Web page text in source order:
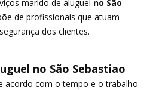
marido de aluguel no São
de profissionais que atuam
dos clientes.
no São Sebastiao
acordo com o tempo e o trabalho